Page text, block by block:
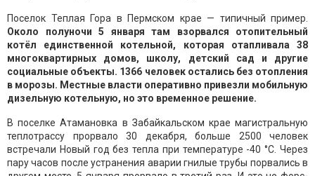
Поселок Теплая Гора в Пермском крае — типичный пример.
Около полуночи 5 января там взорвался отопительный
котёл единственной котельной, которая отапливала 38
многоквартирных домов, школу, детский сад и другие
социальные объекты. 1366 человек остались без отопления
в морозы. Местные власти оперативно привезли мобильную
дизельную котельную, но это временное решение.
В поселке Атамановка в Забайкальском крае магистральную
теплотрассу прорвало 30 декабря, больше 2500 человек
встречали Новый год без тепла при температуре -40 °C. Через
пару часов после устранения аварии гнилые трубы порвались в